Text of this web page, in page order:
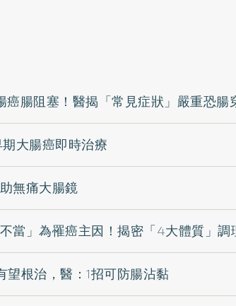
腸阻塞！醫揭「常見症狀」嚴重恐腸
大腸癌即時治療
無痛大腸鏡
當」為罹癌主因！揭密「4大體質」調
根治，醫：1招可防腸沾黏